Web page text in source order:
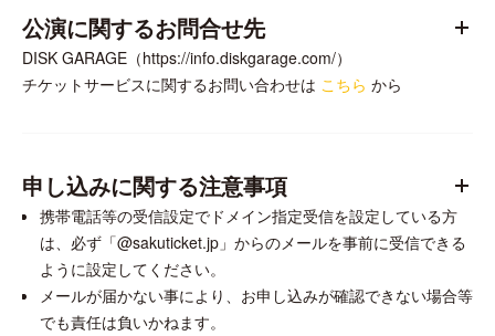
公演に関するお問合せ先
DISK GARAGE（https://info.diskgarage.com/）
チケットサービスに関するお問い合わせは こちら から
申し込みに関する注意事項
携帯電話等の受信設定でドメイン指定受信を設定している方
は、必ず「@sakuticket.jp」からのメールを事前に受信できる
ように設定してください。
メールが届かない事により、お申し込みが確認できない場合等
でも責任は負いかねます。